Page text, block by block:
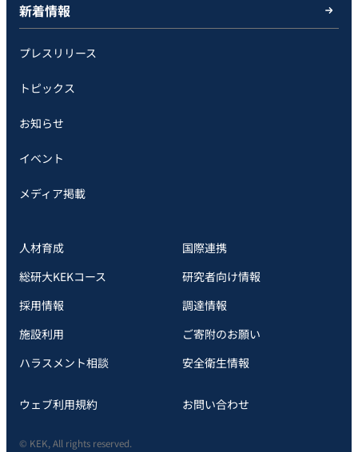
新着情報
プレスリリース
トピックス
お知らせ
イベント
メディア掲載
人材育成
国際連携
総研大KEKコース
研究者向け情報
採用情報
調達情報
施設利用
ご寄附のお願い
ハラスメント相談
安全衛⽣情報
ウェブ利用規約 お問い合わせ
© KEK, All rights reserved.